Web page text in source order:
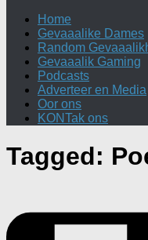
Home
Gevaaalike Dames
Random
Gevaaalik Gaming
Podcasts
Adverteer en Media
Oor ons
KONTak ons
Tagged: